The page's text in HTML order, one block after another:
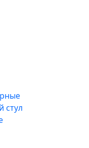
стул